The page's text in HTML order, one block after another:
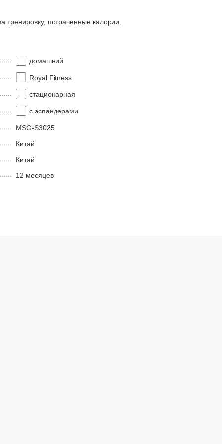
тренировку, потраченные калории.
домашний
Royal Fitness
стационарная
с эспандерами
MSG-S3025
Китай
Китай
12 месяцев